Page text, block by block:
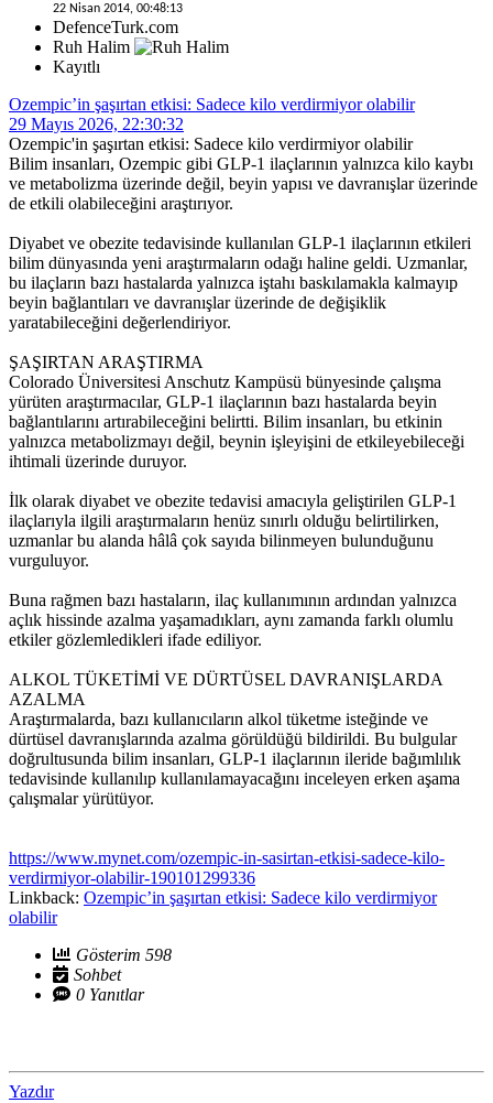
22 Nisan 2014, 00:48:13
DefenceTurk.com
Ruh Halim
Kayıtlı
Ozempic’in şaşırtan etkisi: Sadece kilo verdirmiyor olabilir
29 Mayıs 2026, 22:30:32
Ozempic'in şaşırtan etkisi: Sadece kilo verdirmiyor olabilir
Bilim insanları, Ozempic gibi GLP-1 ilaçlarının yalnızca kilo kaybı
ve metabolizma üzerinde değil, beyin yapısı ve davranışlar üzerinde
de etkili olabileceğini araştırıyor.
Diyabet ve obezite tedavisinde kullanılan GLP-1 ilaçlarının etkileri
bilim dünyasında yeni araştırmaların odağı haline geldi. Uzmanlar,
bu ilaçların bazı hastalarda yalnızca iştahı baskılamakla kalmayıp
beyin bağlantıları ve davranışlar üzerinde de değişiklik
yaratabileceğini değerlendiriyor.
ŞAŞIRTAN ARAŞTIRMA
Colorado Üniversitesi Anschutz Kampüsü bünyesinde çalışma
yürüten araştırmacılar, GLP-1 ilaçlarının bazı hastalarda beyin
bağlantılarını artırabileceğini belirtti. Bilim insanları, bu etkinin
yalnızca metabolizmayı değil, beynin işleyişini de etkileyebileceği
ihtimali üzerinde duruyor.
İlk olarak diyabet ve obezite tedavisi amacıyla geliştirilen GLP-1
ilaçlarıyla ilgili araştırmaların henüz sınırlı olduğu belirtilirken,
uzmanlar bu alanda hâlâ çok sayıda bilinmeyen bulunduğunu
vurguluyor.
Buna rağmen bazı hastaların, ilaç kullanımının ardından yalnızca
açlık hissinde azalma yaşamadıkları, aynı zamanda farklı olumlu
etkiler gözlemledikleri ifade ediliyor.
ALKOL TÜKETİMİ VE DÜRTÜSEL DAVRANIŞLARDA
AZALMA
Araştırmalarda, bazı kullanıcıların alkol tüketme isteğinde ve
dürtüsel davranışlarında azalma görüldüğü bildirildi. Bu bulgular
doğrultusunda bilim insanları, GLP-1 ilaçlarının ileride bağımlılık
tedavisinde kullanılıp kullanılamayacağını inceleyen erken aşama
çalışmalar yürütüyor.
https://www.mynet.com/ozempic-in-sasirtan-etkisi-sadece-kilo-
verdirmiyor-olabilir-190101299336
Linkback: Ozempic’in şaşırtan etkisi: Sadece kilo verdirmiyor
olabilir
Gösterim 598
Sohbet
0 Yanıtlar
Yazdır